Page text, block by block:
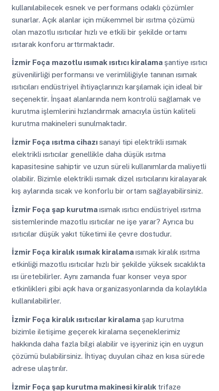
kullanılabilecek esnek ve performans odaklı çözümler
sunarlar. Açık alanlar için mükemmel bir ısıtma çözümü
olan mazotlu ısıtıcılar hızlı ve etkili bir şekilde ortamı
ısıtarak konforu arttırmaktadır.
İzmir Foça mazotlu ısımak ısıtıcı kiralama şantiye ısıtıcı
güvenilirliği performansı ve verimliliğiyle tanınan ısımak
ısıtıcıları endüstriyel ihtiyaçlarınızı karşılamak için ideal bir
seçenektir. İnşaat alanlarında nem kontrolü sağlamak ve
kurutma işlemlerini hızlandırmak amacıyla üstün kaliteli
kurutma makineleri sunulmaktadır.
İzmir Foça ısıtma cihazısanayi tipi elektrikli ısımak
elektrikli ısıtıcılar genellikle daha düşük ısıtma
kapasitesine sahiptir ve uzun süreli kullanımlarda maliyetli
olabilir. Bizimle elektrikli ısımak dizel ısıtıcılarını kiralayarak
kış aylarında sıcak ve konforlu bir ortam sağlayabilirsiniz.
İzmir Foça şap kurutmaısımak ısıtıcı endüstriyel ısıtma
sistemlerinde mazotlu ısıtıcılar ne işe yarar? Ayrıca bu
ısıtıcılar düşük yakıt tüketimi ile çevre dostudur.
İzmir Foça kiralık ısımak kiralamaısımak kiralık ısıtma
etkinliği mazotlu ısıtıcılar hızlı bir şekilde yüksek sıcaklıkta
ısı üretebilirler. Aynı zamanda fuar konser veya spor
etkinlikleri gibi açık hava organizasyonlarında da kolaylıkla
kullanılabilirler.
İzmir Foça kiralık ısıtıcılar kiralama şap kurutma
bizimle iletişime geçerek kiralama seçeneklerimiz
hakkında daha fazla bilgi alabilir ve işyeriniz için en uygun
çözümü bulabilirsiniz. İhtiyaç duyulan cihaz en kısa sürede
adrese ulaştırılır.
İzmir Foça şap kurutma makinesi kiralık trifaze